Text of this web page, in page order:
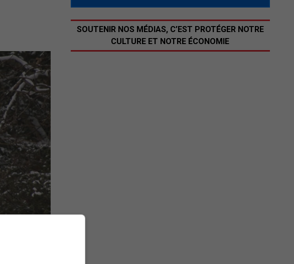
SOUTENIR NOS MÉDIAS, C’EST PROTÉGER NOTRE
CULTURE ET NOTRE ÉCONOMIE